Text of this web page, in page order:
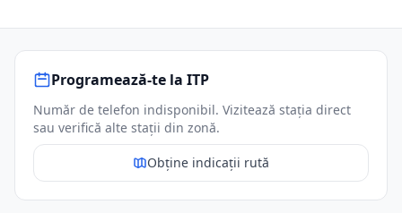
Programează-te la ITP
Număr de telefon indisponibil. Vizitează stația direct
sau verifică alte stații din zonă.
Obține indicații rută